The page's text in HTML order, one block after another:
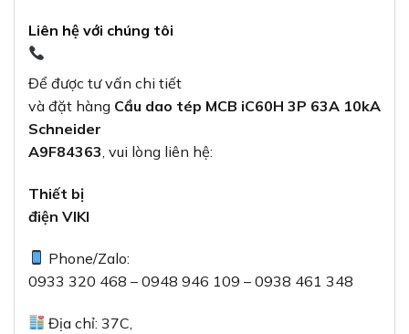
Liên hệ với chúng tôi
Để được tư vấn chi tiết
và đặt hàng Cầu dao tép MCB iC60H 3P 63A 10kA
Schneider
A9F84363, vui lòng liên hệ:
Thiết bị
điện VIKI
Phone/Zalo:
0933 320 468 – 0948 946 109 – 0938 461 348
Địa chỉ: 37C,